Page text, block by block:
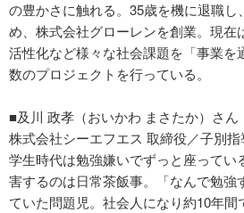
の豊かさに触れる。35歳を機に退職
め、株式会社グローレンを創業。現在
活性化など様々な社会課題を「事業を
数のプロジェクトを行っている。
■及川 政孝（おいかわ まさたか）さん
株式会社シーエフエス 取締役／子別
学生時代は勉強嫌いでずっと座ってい
害するのは日常茶飯事。「なんで勉強
ていた問題児。社会人になり約10年間